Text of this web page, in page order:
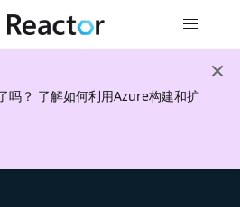
吗？ 了解如何利用Azure构建和扩